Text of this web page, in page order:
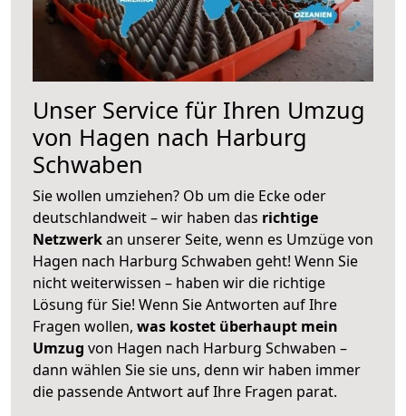
Unser Service für Ihren Umzug
von Hagen nach Harburg
Schwaben
Sie wollen umziehen? Ob um die Ecke oder
deutschlandweit – wir haben das richtige
Netzwerkan unserer Seite, wenn es Umzüge von
Hagen nach Harburg Schwaben geht! Wenn Sie
nicht weiterwissen – haben wir die richtige
Lösung für Sie! Wenn Sie Antworten auf Ihre
Fragen wollen, was kostet überhaupt mein
Umzug von Hagen nach Harburg Schwaben –
dann wählen Sie sie uns, denn wir haben immer
die passende Antwort auf Ihre Fragen parat.